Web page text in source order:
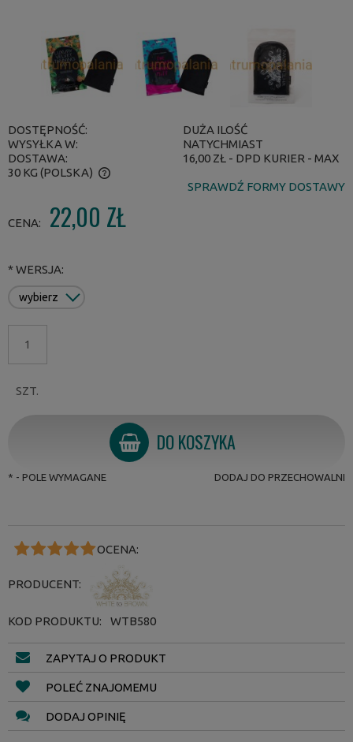
DOSTĘPNOŚĆ:
DUŻA ILOŚĆ
WYSYŁKA W:
NATYCHMIAST
DOSTAWA:
16,00 ZŁ - DPD KURIER - MAX
30 KG (POLSKA)
CENA NIE ZAWIERA EWENTUALNYCH KOSZTÓW PŁATNOŚCI
SPRAWDŹ FORMY DOSTAWY
CENA: 22,00 ZŁ
*WERSJA:
SZT.
DO KOSZYKA
DODAJ DO PRZECHOWALNI
* - POLE WYMAGANE
OCENA:
PRODUCENT:
KOD PRODUKTU: WTB580
ZAPYTAJ O PRODUKT
POLEĆ ZNAJOMEMU
DODAJ OPINIĘ